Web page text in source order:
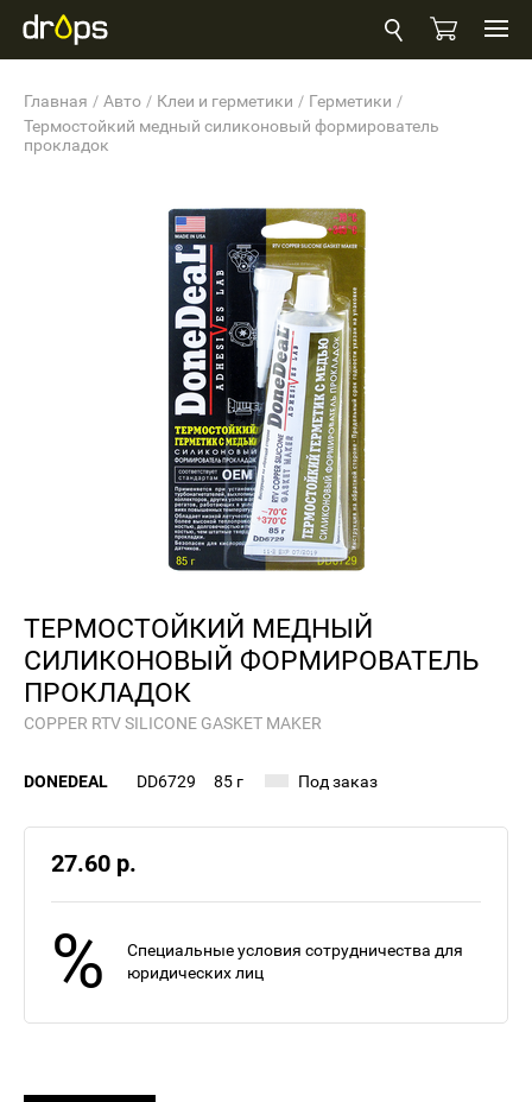
Главная Авто Клеи и герметики
Герметики
Термостойкий медный силиконовый формирователь
прокладок
ТЕРМОСТОЙКИЙ МЕДНЫЙ
СИЛИКОНОВЫЙ ФОРМИРОВАТЕЛЬ
ПРОКЛАДОК
COPPER RTV SILICONE GASKET MAKER
DONEDEAL DD6729 85 г Под заказ
27.60 р.
%
Специальные условия сотрудничества для
юридических лиц